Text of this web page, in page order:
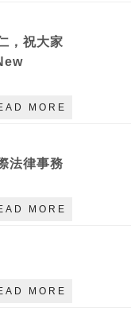
，祝大家
MORE
法律事務
MORE
MORE